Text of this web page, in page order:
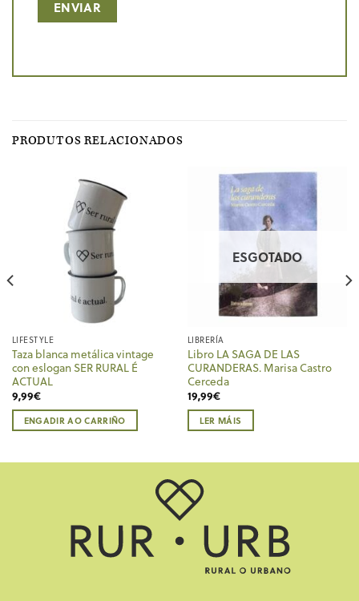
PRODUTOS RELACIONADOS
LIFESTYLE
Taza blanca metálica vintage
con eslogan SER RURAL É
ACTUAL
9,99€
ENGADIR AO CARRIÑO
ESGOTADO
LIBRERÍA
Libro LA SAGA DE LAS
CURANDERAS. Marisa Castro
Cerceda
19,99€
LER MÁIS